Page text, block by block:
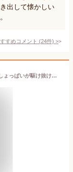
出して懐かしい
すめコメント (24件) >
「信長のえびしょっぱい 小(12枚入)」甘いとしょっぱいが駆け抜ける！おいしい味覚の暴走！ モンドセレクション パイ 土産 名古屋 えび ギフト スイーツ ポイント消化 海老 エビ しょっぱい お中元 お歳暮 おつまみ 父の日